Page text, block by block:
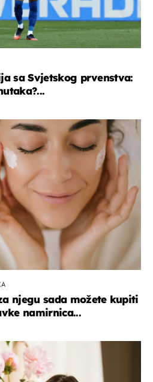
sa Svjetskog prvenstva:
njegu sada možete kupiti
namirnica...